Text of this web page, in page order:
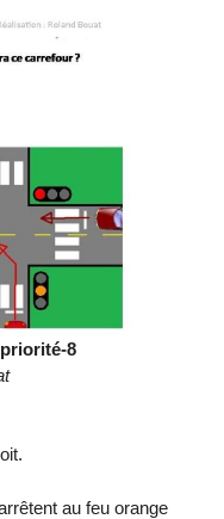
8
au feu orange